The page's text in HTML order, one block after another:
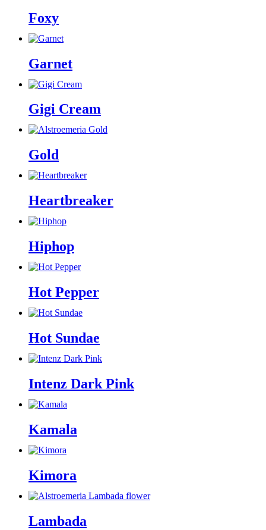
Foxy
Garnet
Gigi Cream
Gold
Heartbreaker
Hiphop
Hot Pepper
Hot Sundae
Intenz Dark Pink
Kamala
Kimora
Lambada